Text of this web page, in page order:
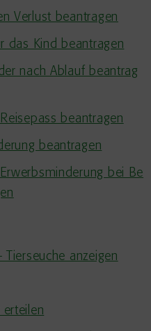
Verlust beantragen
das Kind beantragen
nach Ablauf beantrag
beantragen
beantragen
bei Be
Tierseuche anzeigen
erteilen